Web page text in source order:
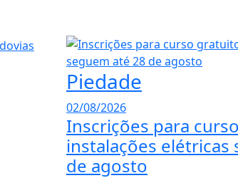
Piedade
02/08/2026
Inscrições para
instalações elétricas
de agosto